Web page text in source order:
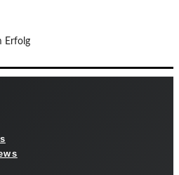
Erfolg